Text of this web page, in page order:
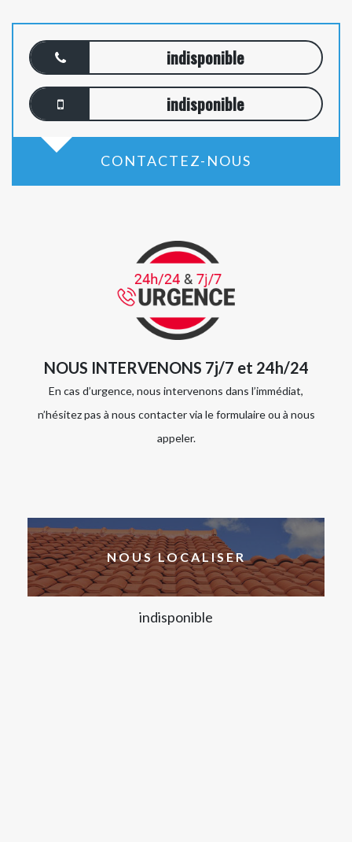
indisponible
indisponible
CONTACTEZ-NOUS
NOUS INTERVENONS 7j/7 et 24h/24
En cas d’urgence, nous intervenons dans l’immédiat,
n’hésitez pas à nous contacter via le formulaire ou à nous
appeler.
NOUS LOCALISER
indisponible